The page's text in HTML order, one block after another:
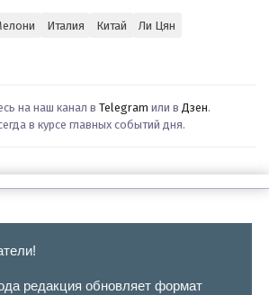
Италия Китай Ли Цян
на наш канал в Telegram или в Дзен.
в курсе главных событий дня.
редакция обновляет формат